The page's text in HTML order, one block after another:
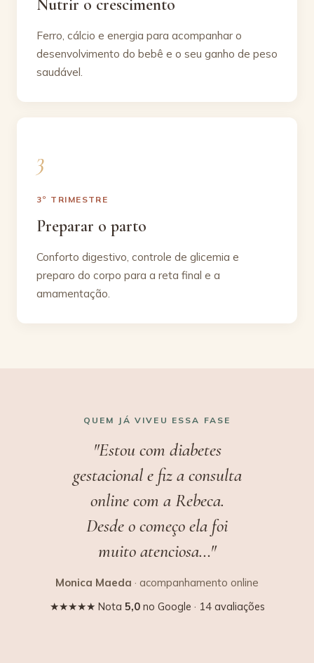
Nutrir o crescimento
Ferro, cálcio e energia para acompanhar o
desenvolvimento do bebê e o seu ganho de peso
saudável.
3º TRIMESTRE
Preparar o parto
Conforto digestivo, controle de glicemia e
preparo do corpo para a reta final e a
amamentação.
QUEM JÁ VIVEU ESSA FASE
"Estou com diabetes
gestacional e fiz a consulta
online com a Rebeca.
Desde o começo ela foi
muito atenciosa…"
Monica Maeda · acompanhamento online
★★★★★ Nota 5,0no Google · 14 avaliações